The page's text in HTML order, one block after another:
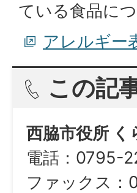
ている食品に
アレルギー
この記
西脇市役所 く
電話：0795-
ファックス